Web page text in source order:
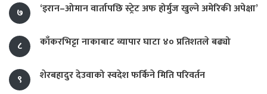
७ ‘इरान–ओमान वार्तापछि स्ट्रेट अफ होर्मुज खुल्ने अमेरिकी अपेक्षा’
८ काँकरभिट्टा नाकाबाट व्यापार घाटा ४० प्रतिशतले बढ्यो
९ शेरबहादुर देउवाको स्वदेश फर्किने मिति परिवर्तन